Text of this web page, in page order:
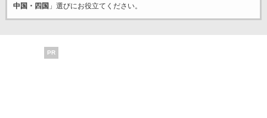
中国・四国 」選びにお役立てください。
PR